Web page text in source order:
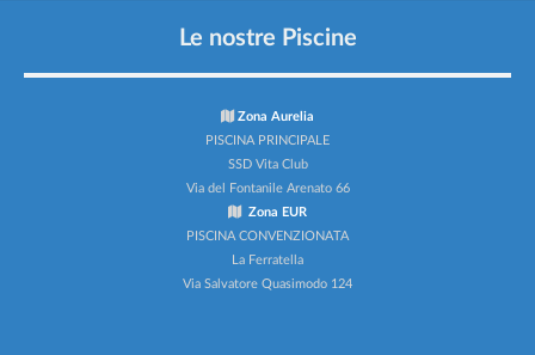
Le nostre Piscine
Zona Aurelia
PISCINA PRINCIPALE
SSD Vita Club
Via del Fontanile Arenato 66
Zona EUR
PISCINA CONVENZIONATA
La Ferratella
Via Salvatore Quasimodo 124